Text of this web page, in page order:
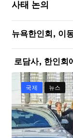
사태 논의
뉴욕한인회, 이
로담사, 한인
국제 뉴스